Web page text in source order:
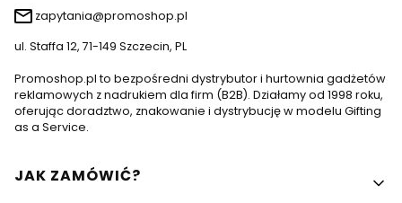
zapytania@promoshop.pl
ul. Staffa 12, 71-149 Szczecin, PL
Promoshop.pl to bezpośredni dystrybutor i hurtownia gadżetów
reklamowych z nadrukiem dla firm (B2B). Działamy od 1998 roku,
oferując doradztwo, znakowanie i dystrybucję w modelu Gifting
as a Service.
Linki w stopce
JAK ZAMÓWIĆ?